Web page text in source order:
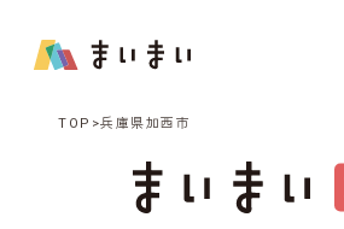
TOP 兵庫県加西市